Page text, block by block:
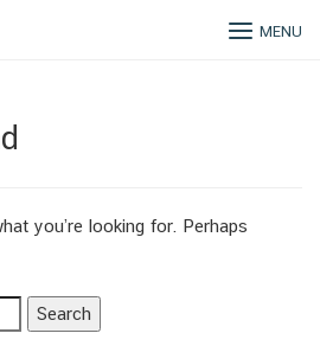
MENU
you’re looking for. Perhaps